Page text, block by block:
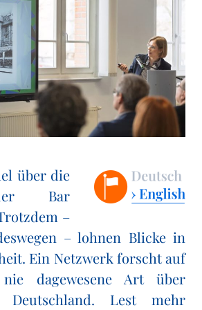
über die
Bar
–
– lohnen Blicke in
Ein Netzwerk forscht auf
dagewesene Art über
Lest mehr